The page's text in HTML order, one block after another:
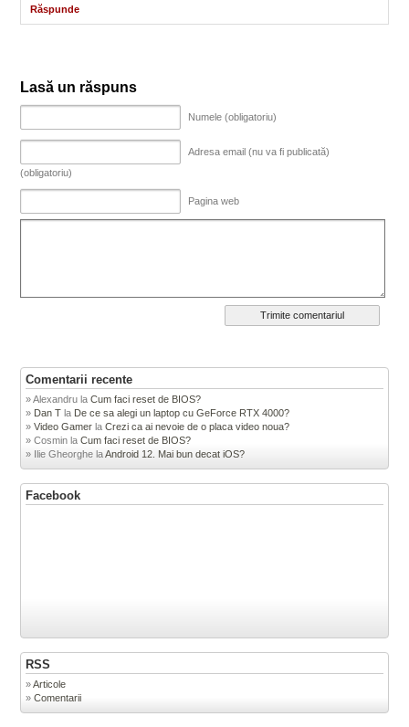
Răspunde
Lasă un răspuns
Numele (obligatoriu)
Adresa email (nu va fi publicată)
(obligatoriu)
Pagina web
Comentarii recente
Alexandru laCum faci reset de BIOS?
Dan T la De ce sa alegi un laptop cu GeForce RTX 4000?
Video Gamer laCrezi ca ai nevoie de o placa video noua?
Cosmin laCum faci reset de BIOS?
Ilie Gheorghe laAndroid 12. Mai bun decat iOS?
Facebook
RSS
Articole
Comentarii